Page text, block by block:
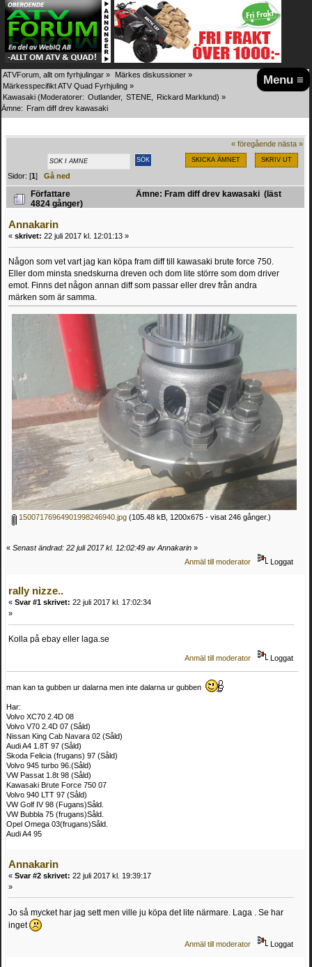
Menu ≡
ATVForum, allt om fyrhjulingar » Märkes diskussioner »
Märkesspecifikt ATV Quad Fyrhjuling »
Kawasaki (Moderatorer: Outlander, STENE Rickard Marklund) »
Ämne: Fram diff drev kawasaki
« föregående nästa »
SKICKA ÄMNET SKRIV UT
Sidor: [1]Gå ned
Författare
Ämne: Fram diff drev kawasaki (läst
4824 gånger)
Annakarin
« skrivet: 22 juli 2017 kl. 12:01:13 »
Någon som vet vart jag kan köpa fram diff till kawasaki brute force 750.
Eller dom minsta snedskurna dreven och dom lite större som dom driver
emot. Finns det någon annan diff som passar eller drev från andra
märken som är samma.
15007176964901998246940.jpg (105.48 kB, 1200x675 - visat 246 gånger.)
« Senast ändrad: 22 juli 2017 kl. 12:02:49 av Annakarin »
Anmäl till moderator
Loggat
rally nizze..
« Svar #1 skrivet: 22 juli 2017 kl. 17:02:34
»
Kolla på ebay eller laga.se
Anmäl till moderator Loggat
man kan ta gubben ur dalarna men inte dalarna ur gubben
Har:
Volvo XC70 2.4D 08
Volvo V70 2.4D 07 (Såld)
Nissan King Cab Navara 02 (Såld)
Audi A4 1.8T 97 (Såld)
Skoda Felicia (frugans) 97 (Såld)
Volvo 945 turbo 96.(Såld)
VW Passat 1.8t 98 (Såld)
Kawasaki Brute Force 750 07
Volvo 940 LTT 97 (Såld)
VW Golf IV 98 (Fugans)Såld.
VW Bubbla 75 (frugans)Såld.
Opel Omega 03(frugans)Såld.
Audi A4 95
Annakarin
« Svar #2 skrivet: 22 juli 2017 kl. 19:39:17
»
Jo så mycket har jag sett men ville ju köpa det lite närmare. Laga . Se har
inget
Anmäl till moderator Loggat